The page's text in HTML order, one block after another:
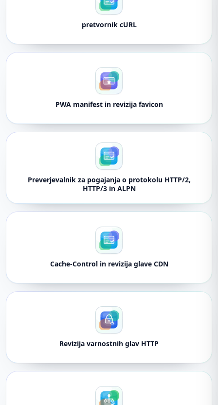
pretvornik cURL
PWA manifest in revizija favicon
Preverjevalnik za pogajanja o protokolu HTTP/2,
HTTP/3 in ALPN
Cache-Control in revizija glave CDN
Revizija varnostnih glav HTTP